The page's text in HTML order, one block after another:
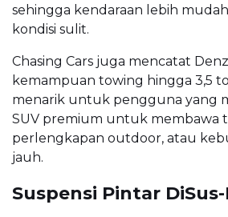
sehingga kendaraan lebih
kondisi sulit.
Chasing Cars juga mencatat
kemampuan towing hingga 3,5
menarik untuk pengguna yang
SUV premium untuk membawa
perlengkapan outdoor, atau
jauh.
Suspensi Pintar DiSus-